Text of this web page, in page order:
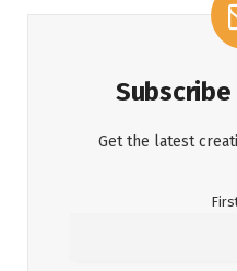
Get the latest